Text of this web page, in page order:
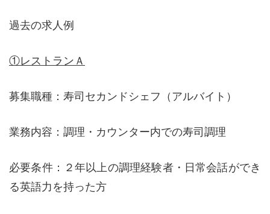
過去の求人例
①レストランＡ
募集職種：寿司セカンドシェフ（アルバイト）
業務内容：調理・カウンター内での寿司調理
必要条件：２年以上の調理経験者・日常会話ができ
る英語力を持った方